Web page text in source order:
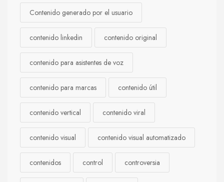
Contenido generado por el usuario
contenido linkedin contenido original
contenido para asistentes de voz
contenido para marcas contenido útil
contenido vertical contenido viral
contenido visual contenido visual automatizado
contenidos control controversia